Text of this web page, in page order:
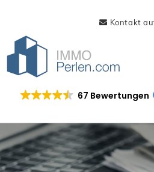
Kontakt
67 Bewertungen